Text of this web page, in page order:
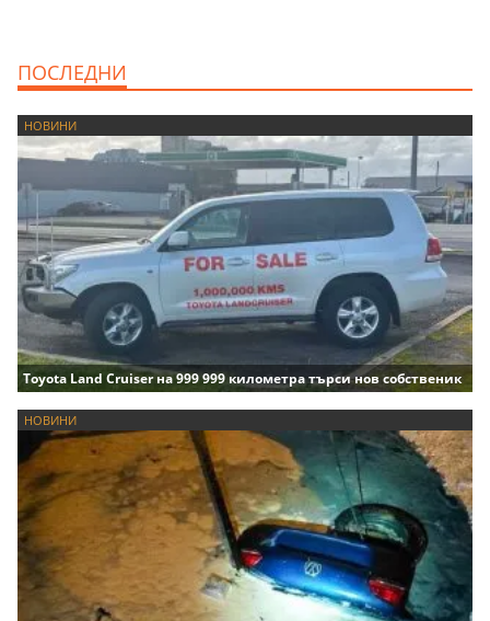
ПОСЛЕДНИ
НОВИНИ
Toyota Land Cruiser на 999 999 километра търси нов собственик
НОВИНИ